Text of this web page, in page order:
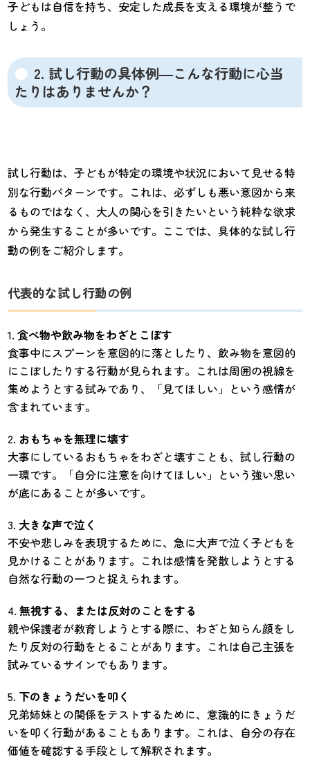
子どもは自信を持ち、安定した成長を支える環境が整うで
しょう。
2. 試し行動の具体例―こんな行動に心当
たりはありませんか？
試し行動は、子どもが特定の環境や状況において見せる特
別な行動パターンです。これは、必ずしも悪い意図から来
るものではなく、大人の関心を引きたいという純粋な欲求
から発生することが多いです。ここでは、具体的な試し行
動の例をご紹介します。
代表的な試し行動の例
食べ物や飲み物をわざとこぼす
食事中にスプーンを意図的に落としたり、飲み物を意図的
にこぼしたりする行動が見られます。これは周囲の視線を
集めようとする試みであり、「見てほしい」という感情が
含まれています。
おもちゃを無理に壊す
大事にしているおもちゃをわざと壊すことも、試し行動の
一環です。「自分に注意を向けてほしい」という強い思い
が底にあることが多いです。
大きな声で泣く
不安や悲しみを表現するために、急に大声で泣く子どもを
見かけることがあります。これは感情を発散しようとする
自然な行動の一つと捉えられます。
無視する、または反対のことをする
親や保護者が教育しようとする際に、わざと知らん顔をし
たり反対の行動をとることがあります。これは自己主張を
試みているサインでもあります。
下のきょうだいを叩く
兄弟姉妹との関係をテストするために、意識的にきょうだ
いを叩く行動があることもあります。これは、自分の存在
価値を確認する手段として解釈されます。